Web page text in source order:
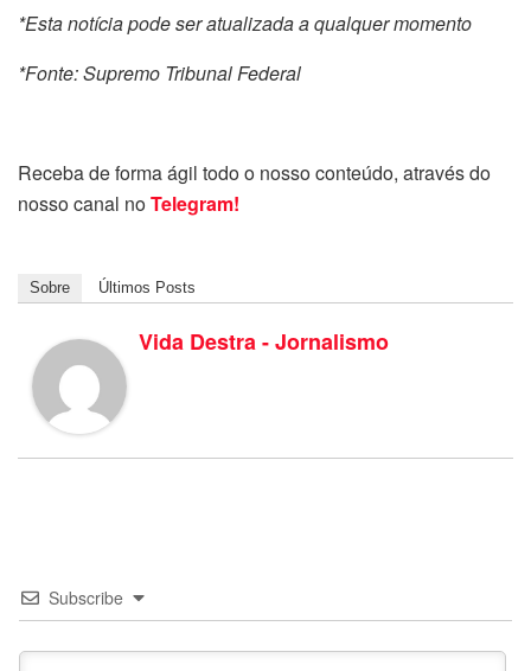
*Esta notícia pode ser atualizada a qualquer momento
*Fonte: Supremo Tribunal Federal
Receba de forma ágil todo o nosso conteúdo, através do
nosso canal noTelegram!
Sobre Últimos Posts
Vida Destra - Jornalismo
Subscribe